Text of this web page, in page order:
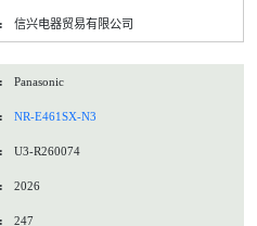
信兴电器贸易有限公司
Panasonic
NR-E461SX-N3
U3-R260074
2026
247